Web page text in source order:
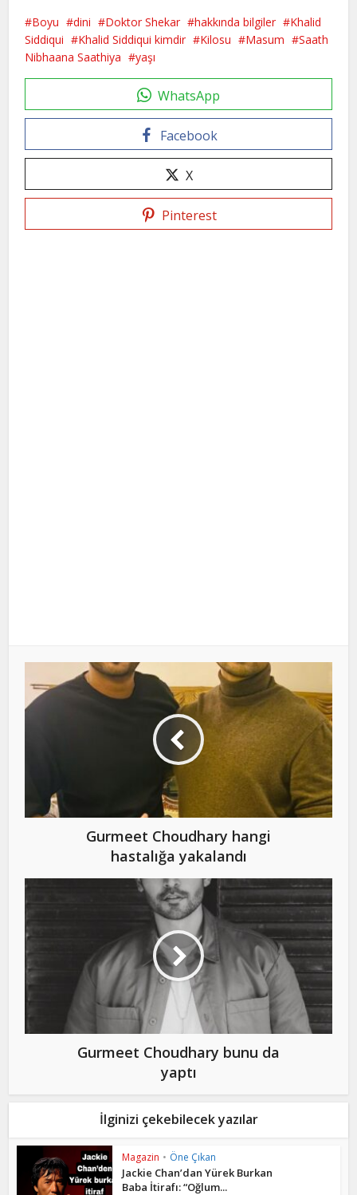
Boyu dini Doktor Shekar hakkında bilgiler
Khalid
Siddiqui
Khalid Siddiqui kimdir Kilosu Masum
Saath
Nibhaana Saathiya
yaşı
WhatsApp
Facebook
X
Pinterest
Gurmeet Choudhary hangi
hastalığa yakalandı
Gurmeet Choudhary bunu da
yaptı
İlginizi çekebilecek yazılar
Magazin • Öne Çıkan
Jackie Chan’dan Yürek Burkan
Baba İtirafı: “Oğlum...